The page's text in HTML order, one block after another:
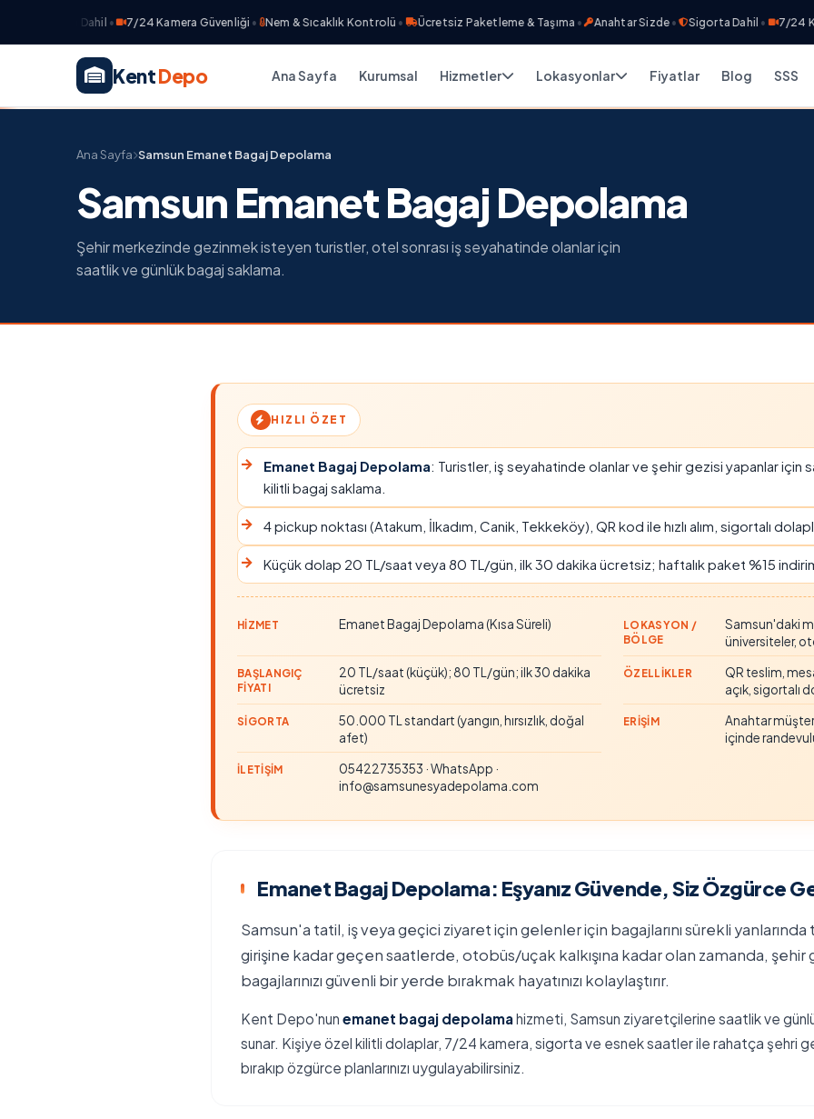
• 7/24 Kamera Güvenliği• Nem & Sıcaklık Kontrolü • Ücretsiz Paketleme & Taşıma• Anahtar Sizde• Sigorta Dahil • 7/24
KentDepo Ana Sayfa Kurumsal Hizmetler Lokasyonlar Fiyatlar Blog SSS
Ana Sayfa Samsun Emanet Bagaj Depolama
Samsun Emanet Bagaj Depolama
Şehir merkezinde gezinmek isteyen turistler, otel sonrası iş seyahatinde olanlar için
saatlik ve günlük bagaj saklama.
HIZLI ÖZET
Emanet Bagaj Depolama: Turistler, iş seyahatinde olanlar ve şehir gezisi yapanlar için
kilitli bagaj saklama.
4 pickup noktası (Atakum, İlkadım, Canik, Tekkeköy), QR kod ile hızlı alım, sigortalı
Küçük dolap 20 TL/saat veya 80 TL/gün, ilk 30 dakika ücretsiz; haftalık paket %15
HIZMET Emanet Bagaj Depolama (Kısa Süreli)
LOKASYON /
BÖLGE
Samsun'daki
üniversiteler,
BAŞLANGIÇ
FIYATI
20 TL/saat (küçük); 80 TL/gün; ilk 30 dakika
ücretsiz
ÖZELLIKLER
QR teslim,
açık, sigortalı
SIGORTA
50.000 TL standart (yangın, hırsızlık, doğal
afet)
ERIŞIM
Anahtar
içinde
İLETIŞIM
05422735353 · WhatsApp ·
info@samsunesyadepolama.com
Emanet Bagaj Depolama: Eşyanız Güvende, Siz Özgürce
Samsun'a tatil, iş veya geçici ziyaret için gelenler için bagajlarını sürekli
girişine kadar geçen saatlerde, otobüs/uçak kalkışına kadar olan zamanda, şehir
bagajlarınızı güvenli bir yerde bırakmak hayatınızı kolaylaştırır.
Kent Depo'nun emanet bagaj depolamahizmeti, Samsun ziyaretçilerine saatlik ve
sunar. Kişiye özel kilitli dolaplar, 7/24 kamera, sigorta ve esnek saatler ile rahatça şehri
bırakıp özgürce planlarınızı uygulayabilirsiniz.